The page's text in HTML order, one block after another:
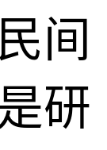
间
研